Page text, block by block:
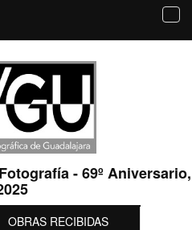
- 69º Aniversario,
OBRAS RECIBIDAS